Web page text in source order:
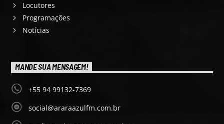
Locutores
Programações
Notícias
MANDE SUA MENSAGEM!
+55 94 99132-7369
social@araraazulfm.com.br